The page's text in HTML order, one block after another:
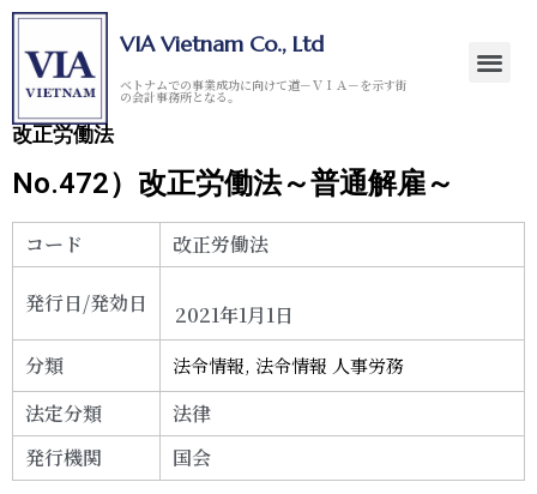
VIA Vietnam Co., Ltd
ベトナムでの事業成功に向けて道－ＶＩＡ－を示す街
の会計事務所となる。
改正労働法
No.472）改正労働法～普通解雇～
コード 改正労働法
発行日/発効日
2021年1月1日
分類
法令情報,法令情報 人事労務
法定分類
法律
発行機関
国会